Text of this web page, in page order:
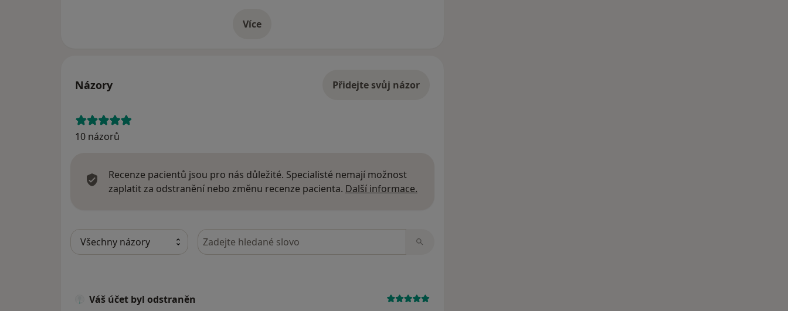
Víceo adrese
Názory Přidejte svůj názor
10 názorů
Recenze pacientů jsou pro nás důležité. Specialisté nemají možnost
zaplatit za odstranění nebo změnu recenze pacienta. Další informace.
Hledejte v názorech
Váš účet byl odstraněn